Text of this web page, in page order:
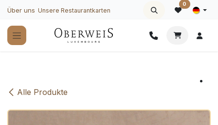
Zum Inhalt springen
Über uns Unsere Restaurantkarten
0
Alle Produkte